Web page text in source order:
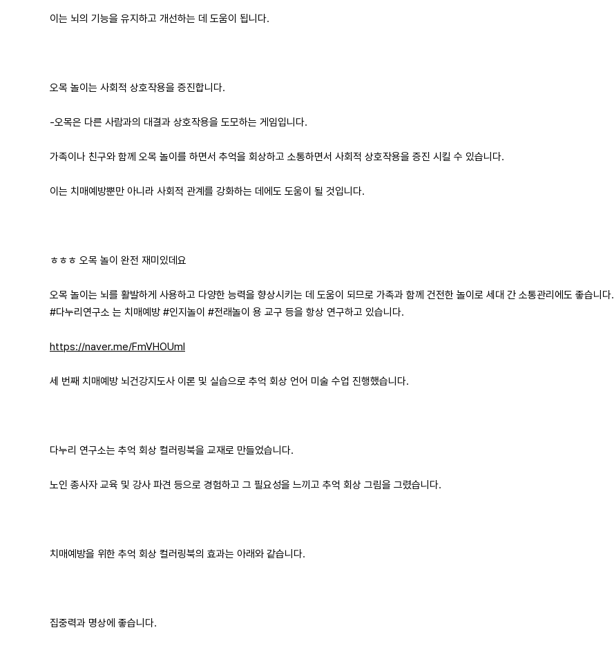
이는 뇌의 기능을 유지하고 개선하는 데 도움이 됩니다.
오목 놀이는 사회적 상호작용을 증진합니다.
-오목은 다른 사람과의 대결과 상호작용을 도모하는 게임입니다.
가족이나 친구와 함께 오목 놀이를 하면서 추억을 회상하고 소통하면서 사회적 상호작용을 증진 시킬 수 있습니다.
이는 치매예방뿐만 아니라 사회적 관계를 강화하는 데에도 도움이 될 것입니다.​
ㅎㅎㅎ 오목 놀이 완전 재미있데요
오목 놀이는 뇌를 활발하게 사용하고 다양한 능력을 향상시키는 데 도움이 되므로 가족과 함께 건전한 놀이로 세대 간 소통관리에도 좋습니다.
#다누리연구소 는 치매예방 #인지놀이 #전래놀이 용 교구 등을 항상 연구하고 있습니다.
https://naver.me/FmVHOUml
세 번째 치매예방 뇌건강지도사 이론 및 실습으로 추억 회상 언어 미술 수업 진행했습니다.
다누리 연구소는 추억 회상 컬러링북을 교재로 만들었습니다.
노인 종사자 교육 및 강사 파견 등으로 경험하고 그 필요성을 느끼고 추억 회상 그림을 그렸습니다.
치매예방을 위한 추억 회상 컬러링북의 효과는 아래와 같습니다.
집중력과 명상에 좋습니다.